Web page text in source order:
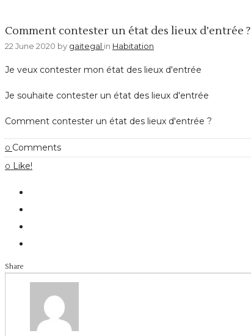
Comment contester un état des lieux d’entrée ?
22 June 2020 by gaitegal in Habitation
Je veux contester mon état des lieux d'entrée
Je souhaite contester un état des lieux d'entrée
Comment contester un état des lieux d'entrée ?
0 Comments
0 Like!
Share